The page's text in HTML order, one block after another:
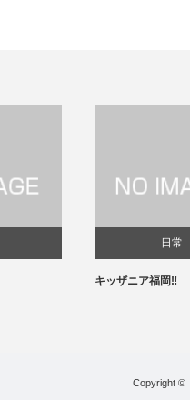
日常
キッザニア福岡‼️
Copyright ©